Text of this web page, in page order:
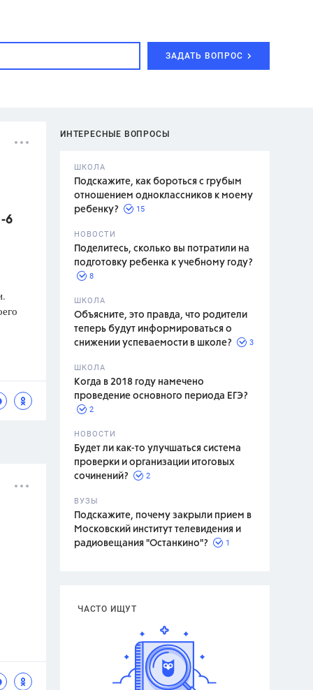
ЗАДАТЬ ВОПРОС
Л.С.,
ИНТЕРЕСНЫЕ ВОПРОСЫ
ШКОЛА
Подскажите, как бороться с грубым
отношением одноклассников к моему
ребенку?
15
НОВОСТИ
Поделитесь, сколько вы потратили на
подготовку ребенка к учебному году?
8
ШКОЛА
Объясните, это правда, что родители
теперь будут информироваться о
снижении успеваемости в школе?
3
ШКОЛА
Когда в 2018 году намечено
проведение основного периода ЕГЭ?
2
НОВОСТИ
Будет ли как-то улучшаться система
проверки и организации итоговых
сочинений?
2
ВУЗЫ
Подскажите, почему закрыли прием в
Московский институт телевидения и
радиовещания "Останкино"?
1
ЧАСТО ИЩУТ
6